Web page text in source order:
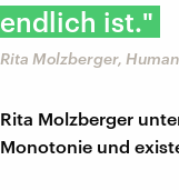
endlich ist."
Rita Molzberger,
Rita Molzberger
Monotonie und